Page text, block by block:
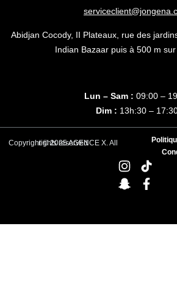
Abidjan Cocody, II Plateaux, rue des
Indian Bazaar puis à 500 m
Lun – Sam : 09:00 –
Dim : 13h:30 –
Copyright © 2025 AGENCE X. All rights reserved